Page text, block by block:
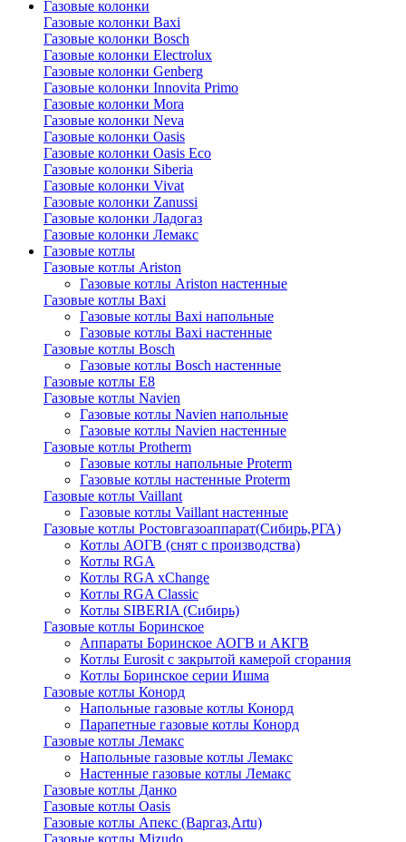
Газовые колонки
Газовые колонки Baxi
Газовые колонки Bosch
Газовые колонки Electrolux
Газовые колонки Genberg
Газовые колонки Innovita Primo
Газовые колонки Mora
Газовые колонки Neva
Газовые колонки Oasis
Газовые колонки Oasis Eco
Газовые колонки Siberia
Газовые колонки Vivat
Газовые колонки Zanussi
Газовые колонки Ладогаз
Газовые колонки Лемакс
Газовые котлы
Газовые котлы Ariston
Газовые котлы Ariston настенные
Газовые котлы Baxi
Газовые котлы Baxi напольные
Газовые котлы Baxi настенные
Газовые котлы Bosch
Газовые котлы Bosch настенные
Газовые котлы E8
Газовые котлы Navien
Газовые котлы Navien напольные
Газовые котлы Navien настенные
Газовые котлы Protherm
Газовые котлы напольные Proterm
Газовые котлы настенные Proterm
Газовые котлы Vaillant
Газовые котлы Vaillant настенные
Газовые котлы Ростовгазоаппарат(Сибирь,РГА)
Котлы АОГВ (снят с производства)
Котлы RGA
Котлы RGA xChange
Котлы RGA Classic
Котлы SIBERIA (Сибирь)
Газовые котлы Боринское
Аппараты Боринское АОГВ и АКГВ
Котлы Eurosit с закрытой камерой сгорания
Котлы Боринское серии Ишма
Газовые котлы Конорд
Напольные газовые котлы Конорд
Парапетные газовые котлы Конорд
Газовые котлы Лемакс
Напольные газовые котлы Лемакс
Настенные газовые котлы Лемакс
Газовые котлы Данко
Газовые котлы Oasis
Газовые котлы Апекс (Варгаз,Artu)
Газовые котлы Mizudo